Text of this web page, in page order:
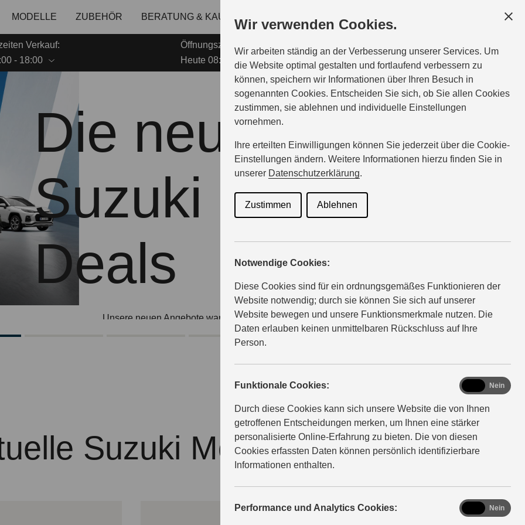
Wir verwenden Cookies.
Wir arbeiten ständig an der Verbesserung unserer Services. Um
die Website optimal gestalten und fortlaufend verbessern zu
können, speichern wir Informationen über Ihren Besuch in
sogenannten Cookies. Entscheiden Sie sich, ob Sie allen Cookies
zustimmen, sie ablehnen und individuelle Einstellungen
vornehmen.
Ihre erteilten Einwilligungen können Sie jederzeit über die Cookie-
Einstellungen ändern. Weitere Informationen hierzu finden Sie in
unserer Datenschutzerklärung.
Zustimmen Ablehnen
Notwendige Cookies:
Diese Cookies sind für ein ordnungsgemäßes Funktionieren der
Website notwendig; durch sie können Sie sich auf unserer
Website bewegen und unsere Funktionsmerkmale nutzen. Die
Daten erlauben keinen unmittelbaren Rückschluss auf Ihre
Person.
Funktionale Cookies:
Durch diese Cookies kann sich unsere Website die von Ihnen
getroffenen Entscheidungen merken, um Ihnen eine stärker
personalisierte Online-Erfahrung zu bieten. Die von diesen
Cookies erfassten Daten können persönlich identifizierbare
Informationen enthalten.
functional
Nein
Performance und Analytics Cookies: analyticsNein
MODELLE ZUBEHÖR BERATUNG & KAUF
Verkauf:
- 18:00
Öffnungszeiten Service:
Heute 08:00 - 16:30
hirsch@suzuki-handel.de
Die neuen
Suzuki
Deals
Unsere neuen Angebote warten schon auf Sie.
Informieren Sie sich jetzt bei uns.
Suzuki Modelle